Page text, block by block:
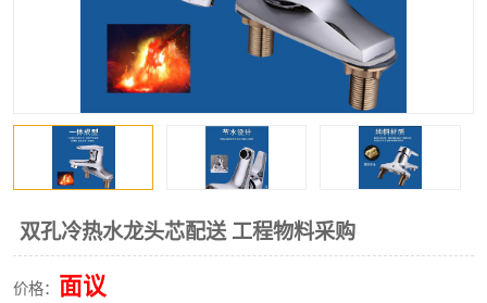
双孔冷热水龙头芯配送 工程物料采购
价格： 面议